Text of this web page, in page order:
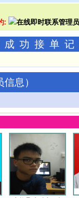
:
功接单记
信息 ）